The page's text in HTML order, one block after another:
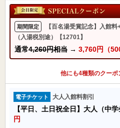
期間限定
【百名湯受賞記念】入館
（入湯税別途）【12701】
通常4,260円相当 → 3,760円（
他にも4種類のクーポ
電子チケット 大人入館料割引
【平日、土日祝全日】大人（中学
円